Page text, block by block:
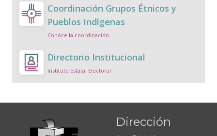
Coordinación Grupos Étnicos y
Pueblos Indígenas
Conóce la coordinación
Directorio Institucional
Instituto Estatal Electoral
Dirección